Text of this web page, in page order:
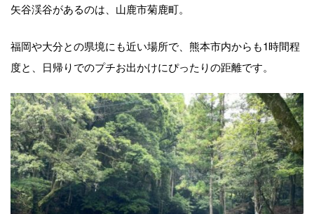
矢谷渓谷があるのは、山鹿市菊鹿町。
福岡や大分との県境にも近い場所で、熊本市内からも1時間程
度と、日帰りでのプチお出かけにぴったりの距離です。